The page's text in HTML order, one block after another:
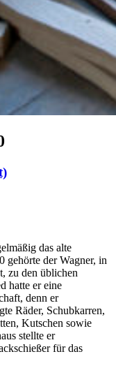
das alte
gehörte der Wagner, in
zu den üblichen
hatte er eine
denn er
Räder, Schubkarren,
Kutschen sowie
stellte er
für das